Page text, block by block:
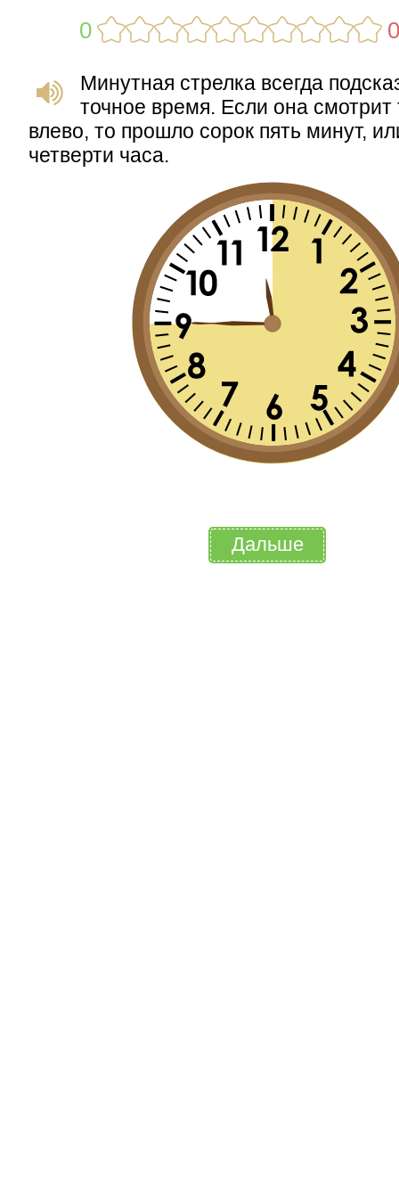
Минутная стрелка всегда
точное время. Если она смотрит
влево, то прошло сорок пять минут,
четверти часа.
Дальше
0